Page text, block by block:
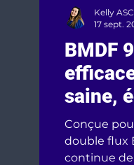
BMDF
saine,
Conçue
double flux
continue
Kelly
17 sept.